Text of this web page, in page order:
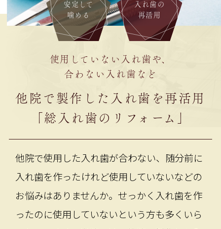
安定して
噛める
入れ歯の
再活用
使用していない入れ歯や、
合わない入れ歯など
他院で製作した入れ歯を再活用
「総入れ歯のリフォーム」
他院で使用した入れ歯が合わない、随分前に
入れ歯を作ったけれど使用していないなどの
お悩みはありませんか。せっかく入れ歯を作
ったのに使用していないという方も多くいら